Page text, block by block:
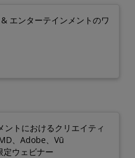
エンターテインメントのワ
ントにおけるクリエイティ
、Adobe、Vū
ウェビナー